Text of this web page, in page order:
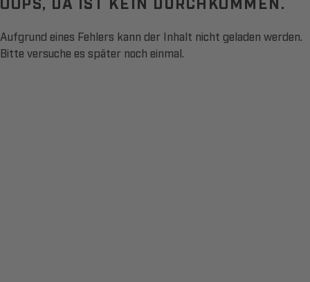
Aufgrund eines Fehlers kann der Inhalt nicht geladen werden.
Bitte versuche es später noch einmal.